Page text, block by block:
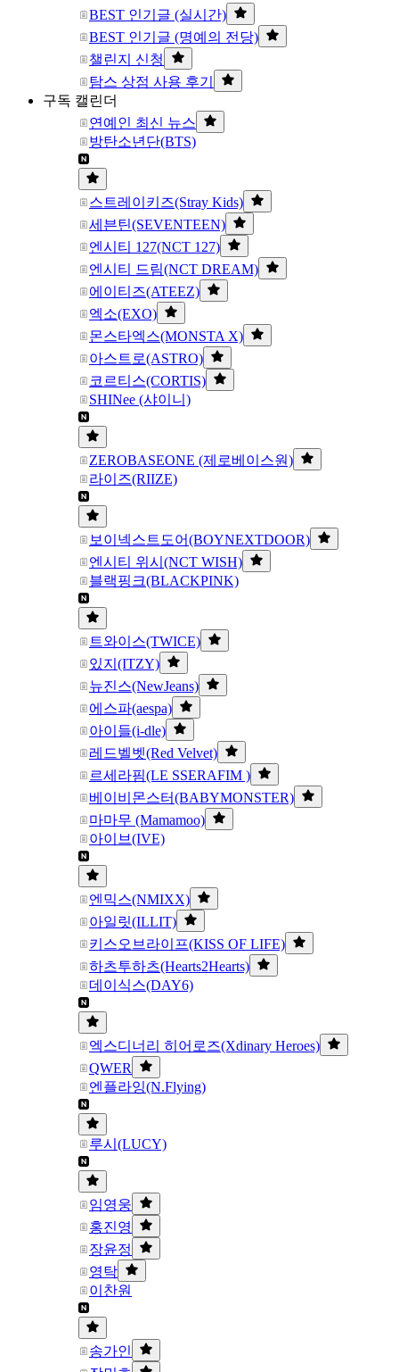
BEST 인기글 (실시간)
BEST 인기글 (명예의 전당)
챌린지 신청
탐스 상점 사용 후기
구독 캘린더
연예인 최신 뉴스
방탄소년단(BTS)
스트레이키즈(Stray Kids)
세븐틴(SEVENTEEN)
엔시티 127(NCT 127)
엔시티 드림(NCT DREAM)
에이티즈(ATEEZ)
엑소(EXO)
몬스타엑스(MONSTA X)
아스트로(ASTRO)
코르티스(CORTIS)
SHINee (샤이니)
ZEROBASEONE (제로베이스원)
라이즈(RIIZE)
보이넥스트도어(BOYNEXTDOOR)
엔시티 위시(NCT WISH)
블랙핑크(BLACKPINK)
트와이스(TWICE)
있지(ITZY)
뉴진스(NewJeans)
에스파(aespa)
아이들(i-dle)
레드벨벳(Red Velvet)
르세라핌(LE SSERAFIM )
베이비몬스터(BABYMONSTER)
마마무 (Mamamoo)
아이브(IVE)
엔믹스(NMIXX)
아일릿(ILLIT)
키스오브라이프(KISS OF LIFE)
하츠투하츠(Hearts2Hearts)
데이식스(DAY6)
엑스디너리 히어로즈(Xdinary Heroes)
QWER
엔플라잉(N.Flying)
루시(LUCY)
임영웅
홍진영
장윤정
영탁
이찬원
송가인